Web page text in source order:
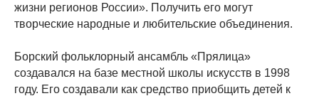
жизни регионов России». Получить его могут
творческие народные и любительские объединения.
Борский фольклорный ансамбль «Прялица»
создавался на базе местной школы искусств в 1998
году. Его создавали как средство приобщить детей к